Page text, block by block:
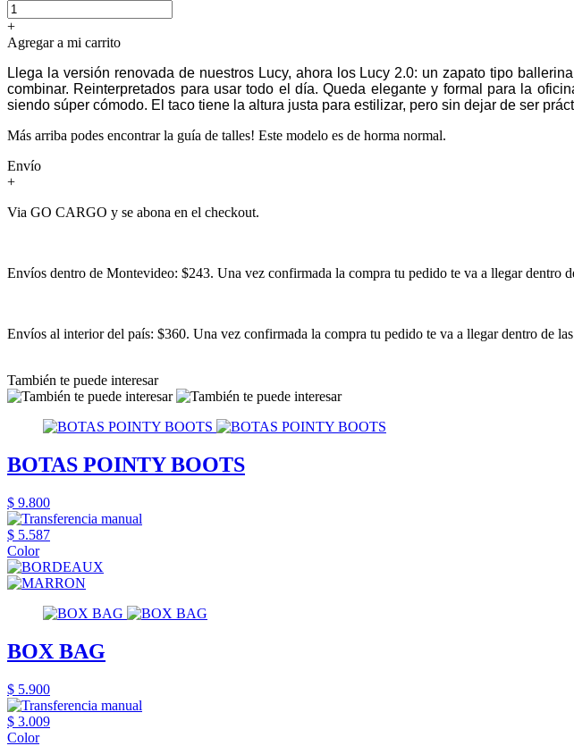
+
Agregar a mi carrito
Llega la versión renovada de nuestros Lucy, ahora los Lucy 2.0: un zapato tipo
combinar. Reinterpretados para usar todo el día. Queda elegante y formal para la
siendo súper cómodo. El taco tiene la altura justa para estilizar, pero sin dejar de ser
Más arriba podes encontrar la guía de talles! Este modelo es de horma normal.
Envío
+
Via GO CARGO y se abona en el checkout.
Envíos dentro de Montevideo: $243. Una vez confirmada la compra tu pedido te va a llegar dentro
Envíos al interior del país: $360. Una vez confirmada la compra tu pedido te va a llegar dentro de
También te puede interesar
BOTAS POINTY BOOTS
$ 9.800
$ 5.587
Color
BOX BAG
$ 5.900
$ 3.009
Color